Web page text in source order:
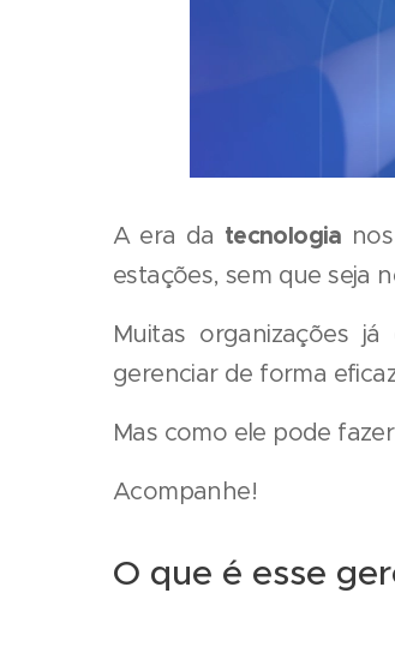
A era da tecnologia
estações, sem que seja
Muitas organizações
gerenciar de forma
Mas como ele pode
Acompanhe!
O que é esse